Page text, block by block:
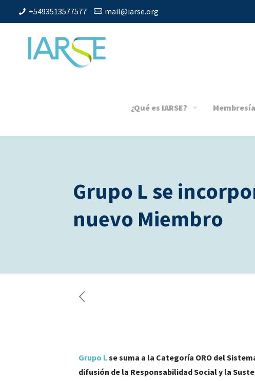
+5493513577577 mail@iarse.org
¿Qué es IARSE? Membresía
Grupo L se
nuevo Miembro
Grupo Lse suma a la Categoría ORO del
difusión de la Responsabilidad Social y la